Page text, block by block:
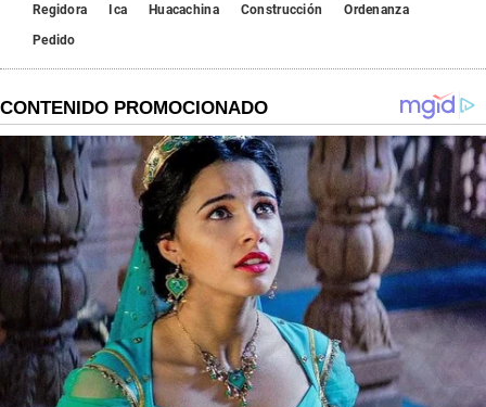
Regidora Ica Huacachina Construcción
Ordenanza
Pedido